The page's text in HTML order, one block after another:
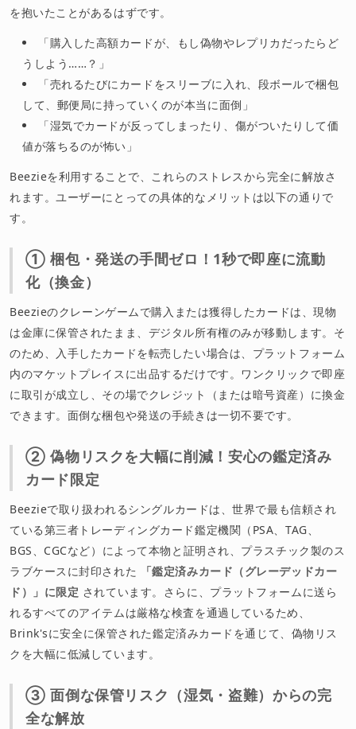
を抱いたことがあるはずです。
「購入した高額カードが、もし偽物やレプリカだったらど
うしよう……？」
「売れるたびにカードをスリーブに入れ、段ボールで梱包
して、郵便局に持っていくのが本当に面倒」
「湿気でカードが反ってしまったり、傷がついたりして価
値が落ちるのが怖い」
Beezieを利用することで、これらのストレスから完全に解放さ
れます。ユーザーにとっての具体的なメリットは以下の通りで
す。
① 梱包・発送の手間ゼロ！1秒で即座に流動
化（換金）
Beezieのクレーンゲームで購入または獲得したカードは、現物
は金庫に保管されたまま、デジタル所有権のみが移動します。そ
のため、入手したカードを転売したい場合は、プラットフォーム
内のマケットプレイスに出品するだけです。ワンクリックで即座
に取引が成立し、その場でクレジット（または暗号資産）に換金
できます。面倒な梱包や発送の手続きは一切不要です。
② 偽物リスクを大幅に削減！安心の鑑定済み
カード限定
Beezieで取り扱われるシングルカードは、世界で最も信頼され
ている第三者トレーディングカード鑑定機関（PSA、TAG、
BGS、CGCなど）によって本物と証明され、プラスチック製のス
ラブケースに封印された
「鑑定済みカード（グレーデッドカー
ド）」に限定 されています。さらに、プラットフォームに送ら
れるすべてのアイテムは厳格な検査を通過しているため、
Brink'sに安全に保管された鑑定済みカードを通じて、偽物リス
クを大幅に低減しています。
③ 面倒な保管リスク（湿気・盗難）からの完
全な解放